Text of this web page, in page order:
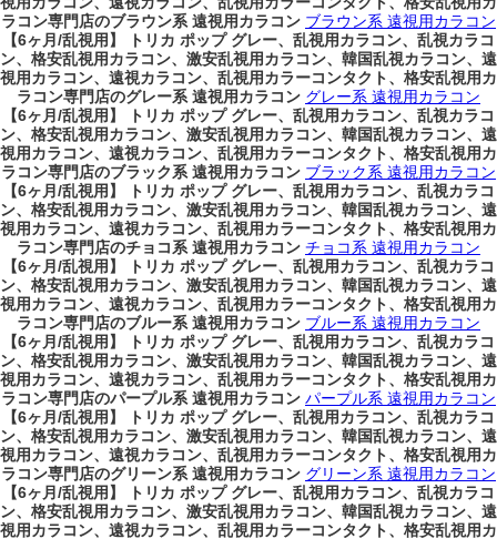
ラコン専門店のブラウン系 遠視用カラコン ブラウン系 遠視用カラコン
【6ヶ月/乱視用】 トリカ ポップ グレー、乱視用カラコン、乱視カラコ
ン、格安乱視用カラコン、激安乱視用カラコン、韓国乱視カラコン、遠
視用カラコン、遠視カラコン、乱視用カラーコンタクト、格安乱視用カ
ラコン専門店のグレー系 遠視用カラコン グレー系 遠視用カラコン
【6ヶ月/乱視用】 トリカ ポップ グレー、乱視用カラコン、乱視カラコ
ン、格安乱視用カラコン、激安乱視用カラコン、韓国乱視カラコン、遠
視用カラコン、遠視カラコン、乱視用カラーコンタクト、格安乱視用カ
ラコン専門店のブラック系 遠視用カラコン ブラック系 遠視用カラコン
【6ヶ月/乱視用】 トリカ ポップ グレー、乱視用カラコン、乱視カラコ
ン、格安乱視用カラコン、激安乱視用カラコン、韓国乱視カラコン、遠
視用カラコン、遠視カラコン、乱視用カラーコンタクト、格安乱視用カ
ラコン専門店のチョコ系 遠視用カラコン チョコ系 遠視用カラコン
【6ヶ月/乱視用】 トリカ ポップ グレー、乱視用カラコン、乱視カラコ
ン、格安乱視用カラコン、激安乱視用カラコン、韓国乱視カラコン、遠
視用カラコン、遠視カラコン、乱視用カラーコンタクト、格安乱視用カ
ラコン専門店のブルー系 遠視用カラコン ブルー系 遠視用カラコン
【6ヶ月/乱視用】 トリカ ポップ グレー、乱視用カラコン、乱視カラコ
ン、格安乱視用カラコン、激安乱視用カラコン、韓国乱視カラコン、遠
視用カラコン、遠視カラコン、乱視用カラーコンタクト、格安乱視用カ
ラコン専門店のパープル系 遠視用カラコン パープル系 遠視用カラコン
【6ヶ月/乱視用】 トリカ ポップ グレー、乱視用カラコン、乱視カラコ
ン、格安乱視用カラコン、激安乱視用カラコン、韓国乱視カラコン、遠
視用カラコン、遠視カラコン、乱視用カラーコンタクト、格安乱視用カ
ラコン専門店のグリーン系 遠視用カラコン グリーン系 遠視用カラコン
【6ヶ月/乱視用】 トリカ ポップ グレー、乱視用カラコン、乱視カラコ
ン、格安乱視用カラコン、激安乱視用カラコン、韓国乱視カラコン、遠
視用カラコン、遠視カラコン、乱視用カラーコンタクト、格安乱視用カ